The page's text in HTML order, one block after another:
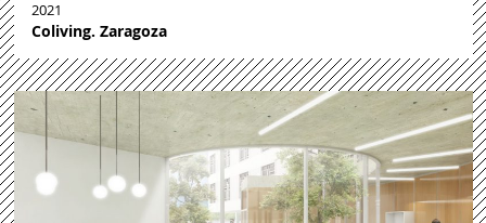
2021
Coliving. Zaragoza